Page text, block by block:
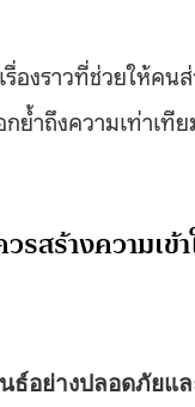
องราวที่ช่วยให้ค
ย้ำถึงความเท่าเ
รสร้างความเข้
ธ์อย่างปลอดภัยแ